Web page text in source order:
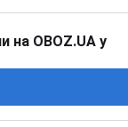
на OBOZ.UA у